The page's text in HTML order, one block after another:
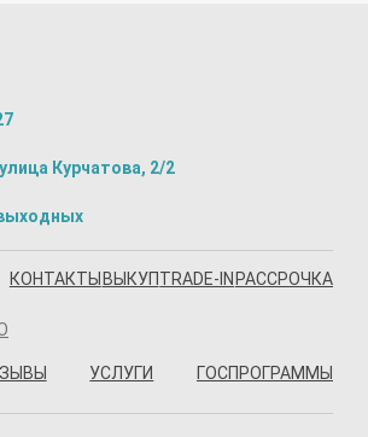
Курчатова, 2/2
КОНТАКТЫ ВЫКУПTRADE-IN РАССРОЧКА
УСЛУГИ ГОСПРОГРАММЫ